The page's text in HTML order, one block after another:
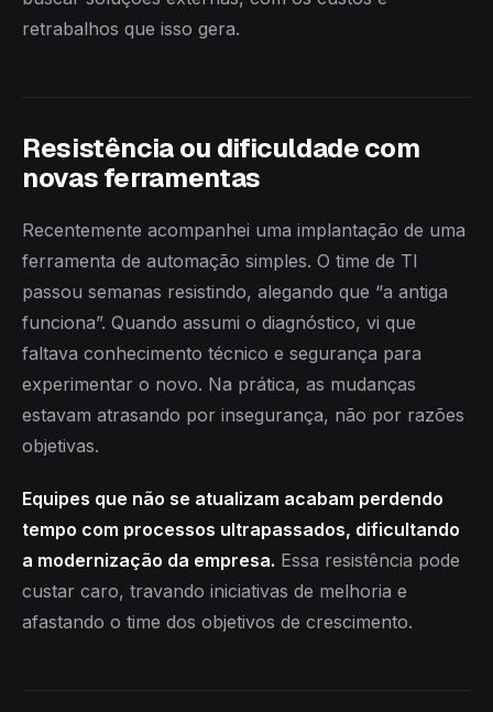
retrabalhos que isso gera.
Resistência ou dificuldade com
novas ferramentas
Recentemente acompanhei uma implantação de uma
ferramenta de automação simples. O time de TI
passou semanas resistindo, alegando que “a antiga
funciona”. Quando assumi o diagnóstico, vi que
faltava conhecimento técnico e segurança para
experimentar o novo. Na prática, as mudanças
estavam atrasando por insegurança, não por razões
objetivas.
Equipes que não se atualizam acabam perdendo
tempo com processos ultrapassados, dificultando
a modernização da empresa. Essa resistência pode
custar caro, travando iniciativas de melhoria e
afastando o time dos objetivos de crescimento.